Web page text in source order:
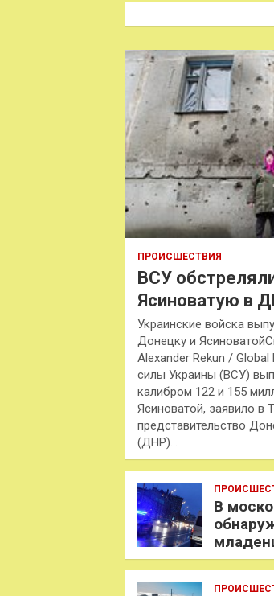
к
ПРОИСШЕСТВИЯ
ВСУ
Ясиноватую в
Украинские войска
Донецку и
Alexander Rekun /
силы Украины (ВСУ)
калибром 122 и 155
Ясиноватой, заявило в
представительство
(ДНР)…
В